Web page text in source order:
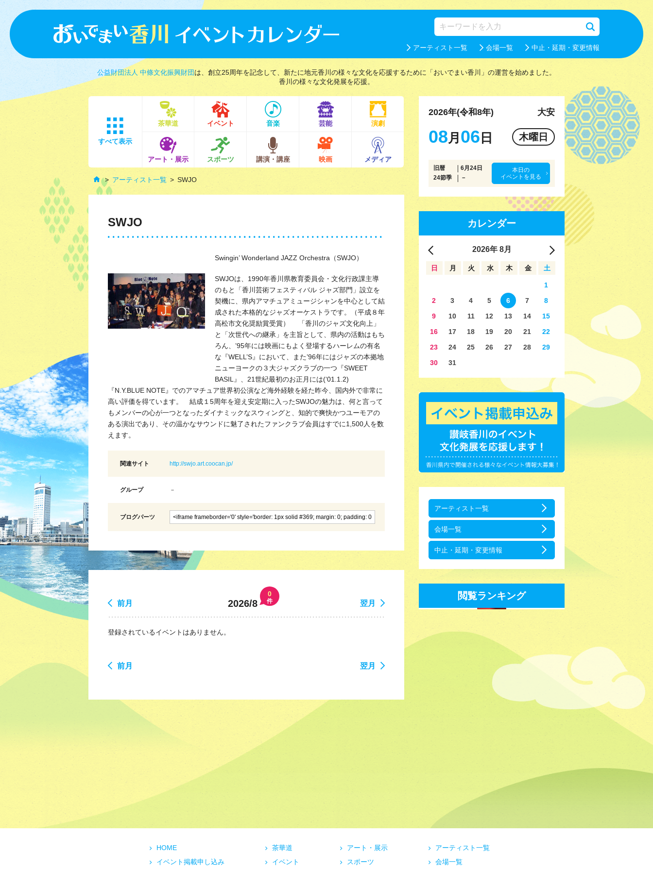
アーティスト一覧 会場一覧 中止・延期・変更情報
公益財団法人 中條文化振興財団は、創立25周年を記念して、新たに地元香川の様々な文化を応援するために「おいでまい香川」の運営を始めました。
香川の様々な文化発展を応援。
すべて表示
茶華道 イベント 音楽 芸能 演劇
アート・展示 スポーツ 講演・講座 映画 メディア
アーティスト一覧 SWJO
SWJO
Swingin’ Wonderland JAZZ Orchestra（SWJO）
SWJOは、1990年香川県教育委員会・文化行政課主導
のもと「香川芸術フェスティバル ジャズ部門」設立を
契機に、県内アマチュアミュージシャンを中心として結
成された本格的なジャズオーケストラです。（平成８年
高松市文化奨励賞受賞） 「香川のジャズ文化向上」
と「次世代への継承」を主旨として、県内の活動はもち
ろん、’95年には映画にもよく登場するハーレムの有名
な『WELL’S』において、また’96年にはジャズの本拠地
ニューヨークの３大ジャズクラブの一つ『SWEET
BASIL』、21世紀最初のお正月には(‘01.1.2)
『N.Y.BLUE NOTE』でのアマチュア世界初公演など海外経験を経た昨今、国内外で非常に
高い評価を得ています。 結成１5周年を迎え安定期に入ったSWJOの魅力は、何と言って
もメンバーの心が一つとなったダイナミックなスウィングと、知的で爽快かつユーモアの
ある演出であり、その温かなサウンドに魅了されたファンクラブ会員はすでに1,500人を数
えます。
関連サイト http://swjo.art.coocan.jp/
グループ －
ブログパーツ
前月 2026/8
0
件 翌月
登録されているイベントはありません。
前月 翌月
2026年(令和8年) 大安
08月 06 日 木曜日
旧暦
6月24日
24節季
－
本日の
イベントを見る
カレンダー
2026年 8月
日 月 火 水 木 金 土
1
2
3 4 5 6 7
8
9
10 11 12 13 14
15
16
17 18 19 20 21
22
23
24 25 26 27 28
29
30
31
アーティスト一覧
会場一覧
中止・延期・変更情報
閲覧ランキング
HOME
イベント掲載申し込み
茶華道
イベント
アート・展示
スポーツ
アーティスト一覧
会場一覧